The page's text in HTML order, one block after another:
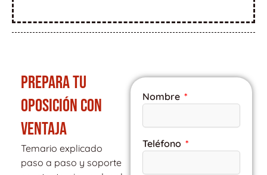
PREPARA TU
OPOSICIÓN CON
VENTAJA
Temario explicado
paso a paso y soporte
Nombre
Teléfono